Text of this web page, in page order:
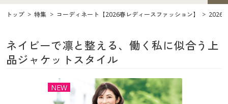
レディースファッション
女性下着
インナー・下着通販すべて
女性下着
ジュニア・ティーンズ下着
メンズ
メンズ通販すべて
家電・雑貨
寝具・インテリア・家具通販すべて
女性下着
ジュニア・ティーンズ下着
メンズ通販すべて
メンズ下着
家電・雑貨
家電
キッチン・雑貨・日用品
寝具・インテリア・家具通販すべて
家具・収納
美容・健康
美容・健康通販すべて
制服・スクール
トップ 特集 コーディネート【2026春レディースファッション】 2026
ネイビーで凛と整える、働く私に似合う上
品ジャケットスタイル
NEW